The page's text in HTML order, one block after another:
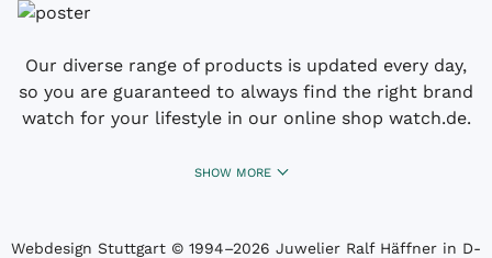
Our diverse range of products is updated every day,
so you are guaranteed to always find the right brand
watch for your lifestyle in our online shop watch.de.
SHOW MORE
Webdesign Stuttgart © 1994­–2026 Juwelier Ralf Häffner in D-